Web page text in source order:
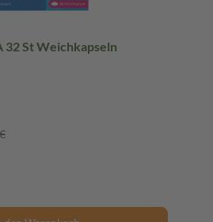
32 St Weichkapseln